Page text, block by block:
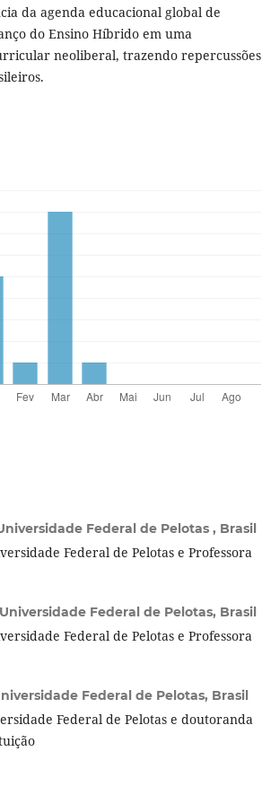
da agenda educacional global de
do Ensino Híbrido em uma
neoliberal, trazendo repercussões
Federal de Pelotas , Brasil
Federal de Pelotas e Professora
Universidade Federal de Pelotas, Brasil
Federal de Pelotas e Professora
Federal de Pelotas, Brasil
Federal de Pelotas e doutoranda